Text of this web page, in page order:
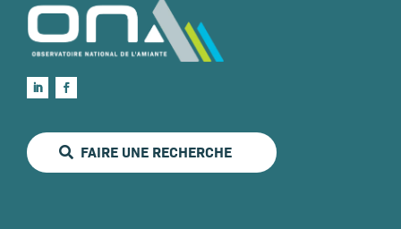
FAIRE UNE RECHERCHE